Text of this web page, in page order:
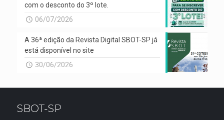
com o desconto do 3º lote.
06/07/2026
A 36ª edição da Revista Digital SBOT-SP já
está disponível no site
30/06/2026
SBOT-SP